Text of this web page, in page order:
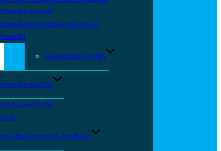
วิทยาลัยนานาชาติ
วิทยาลัยนานาชาติภาษาและวัฒนะ
ธรรมจีน
หลักสูตรปริญญาโท
คณะบริหารธุรกิจ
ธุรกิจมหาบัณฑิต
การ
คณะศิลปศาสตร์และการศึกษา